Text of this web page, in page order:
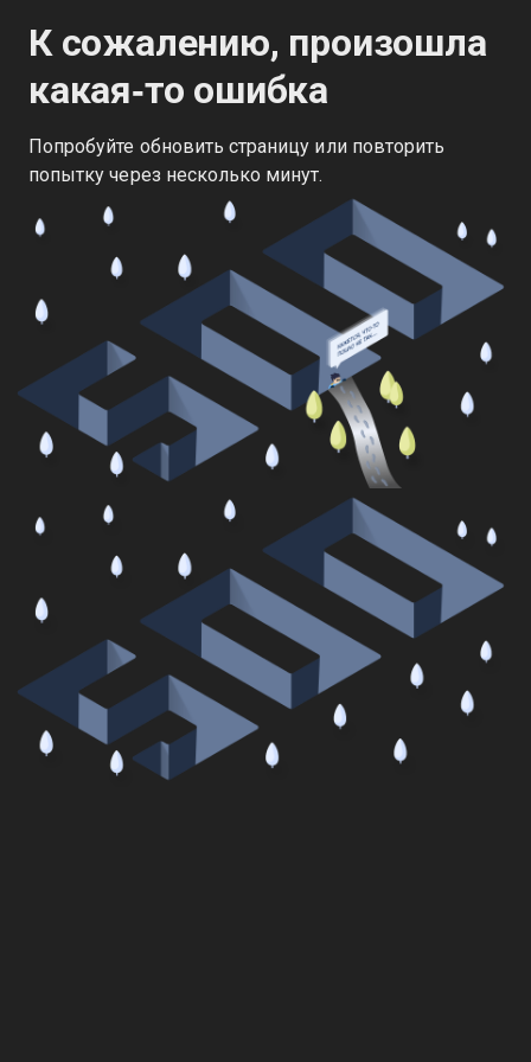
К сожалению, произошла
какая‑то ошибка
Попробуйте обновить страницу или повторить
попытку через несколько минут.